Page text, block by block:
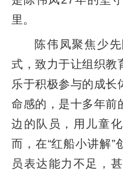
里。
陈伟凤聚焦少
式，致力于让组织教
乐于积极参与的成长
命感的，是十多年前
边的队员，用儿童
而，在“红船小讲解”
员表达能力不足，